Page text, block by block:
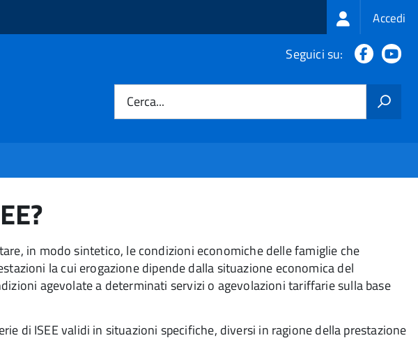
Login
menu
Accedi
Seguici su:
Cerca...
in modo sintetico, le condizioni economiche delle famiglie che
la cui erogazione dipende dalla situazione economica del
agevolate a determinati servizi o agevolazioni tariffarie sulla base
di ISEE validi in situazioni specifiche, diversi in ragione della prestazione